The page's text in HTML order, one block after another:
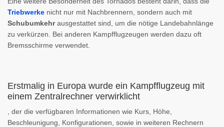
Triebwerke nicht nur mit Nachbrennern, sondern auch mit
Schubumkehrausgestattet sind, um die nötige Landebahnlänge
zu verkürzen. Bei anderen Kampfflugzeugen werden dazu oft
Bremsschirme verwendet.
Erstmalig in Europa wurde ein Kampfflugzeug mit
einem Zentralrechner verwirklicht
, der die verfügbaren Informationen wie Kurs, Höhe,
Beschleunigung, Konfigurationen, sowie in weiteren Rechnern